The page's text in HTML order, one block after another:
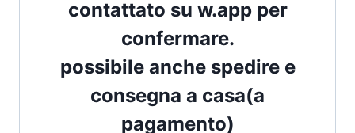
contattato su w.app per
confermare.
possibile anche spedire e
consegna a casa(a
pagamento)